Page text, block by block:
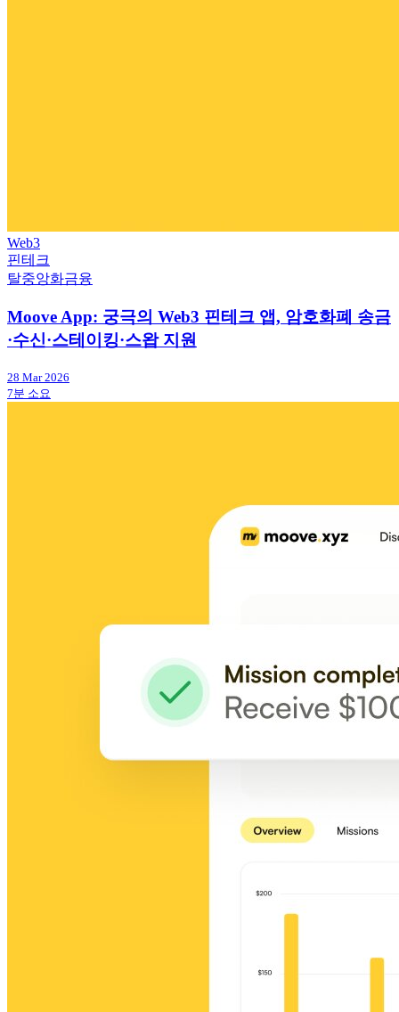
Web3
핀테크
탈중앙화금융
Moove App: 궁극의 Web3 핀테크 앱, 암호화폐 송금
·수신·스테이킹·스왑 지원
28 Mar 2026
7분 소요